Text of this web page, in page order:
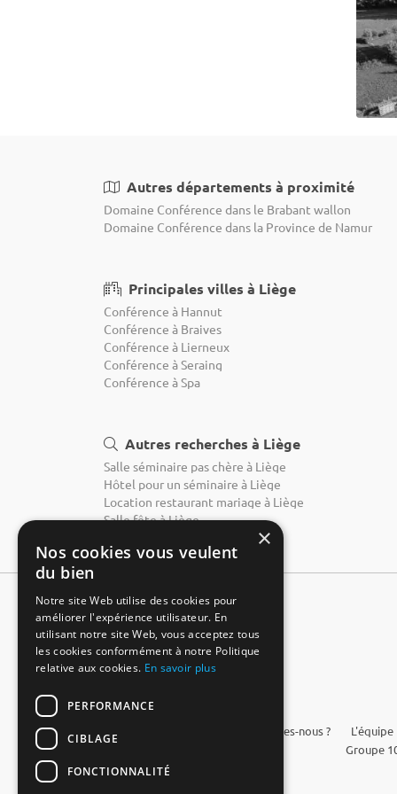
Autres départements à proximité
Domaine Conférence dans le Brabant wallon
Domaine Conférence dans la Province de Namur
Principales villes à Liège
Conférence à Hannut
Conférence à Braives
Conférence à Lierneux
Conférence à Seraing
Conférence à Spa
Autres recherches à Liège
Salle séminaire pas chère à Liège
Hôtel pour un séminaire à Liège
Location restaurant mariage à Liège
Salle fête à Liège
Qui sommes-nous ?
L'équipe
Groupe
×
Nos cookies vous veulent
du bien
Notre site Web utilise des cookies pour
améliorer l'expérience utilisateur. En
utilisant notre site Web, vous acceptez tous
les cookies conformément à notre Politique
relative aux cookies. En savoir plus
PERFORMANCE
CIBLAGE
FONCTIONNALITÉ